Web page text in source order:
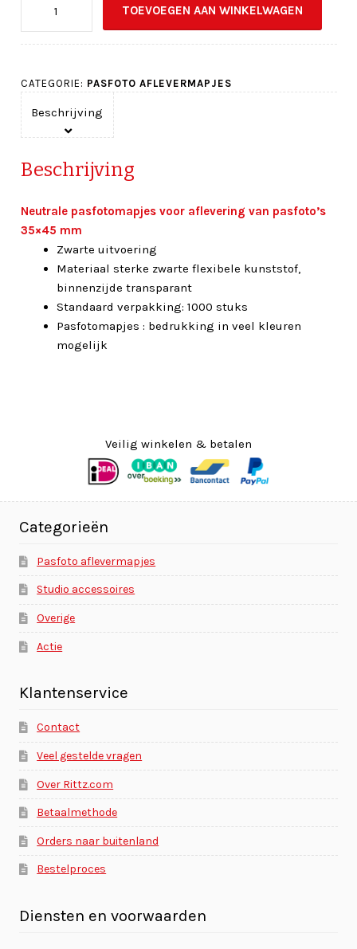
per
aantal
TOEVOEGEN AAN WINKELWAGEN
CATEGORIE: PASFOTO AFLEVERMAPJES
Beschrijving
Beschrijving
Neutrale pasfotomapjes voor aflevering van pasfoto’s
35×45 mm
Zwarte uitvoering
Materiaal sterke zwarte flexibele kunststof,
binnenzijde transparant
Standaard verpakking: 1000 stuks
Pasfotomapjes : bedrukking in veel kleuren
mogelijk
Veilig winkelen & betalen
Categorieën
Pasfoto aflevermapjes
Studio accessoires
Overige
Actie
Klantenservice
Contact
Veel gestelde vragen
Over Rittz.com
Betaalmethode
Orders naar buitenland
Bestelproces
Diensten en voorwaarden